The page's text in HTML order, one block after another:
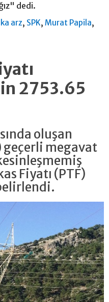
dedi.
arz, SPK,Murat Papila,
2753.65
oluşan
megavat
Fiyatı (PTF)